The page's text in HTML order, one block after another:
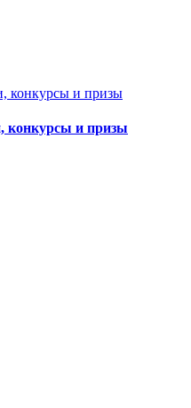
конкурсы и призы